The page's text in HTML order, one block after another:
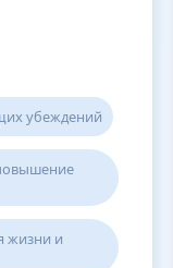
убеждений
жизни и